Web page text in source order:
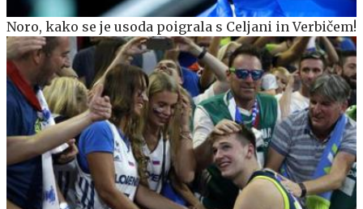
Noro, kako se je usoda poigrala s Celjani in Verbičem!